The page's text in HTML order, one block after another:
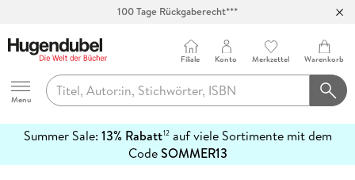
100 Tage Rückgaberecht***
Hugendubel
Menu
Filiale Konto Merkzettel Warenkorb
Summer Sale: 13% Rabatt12auf viele Sortimente mit dem
CodeSOMMER13
erfahren